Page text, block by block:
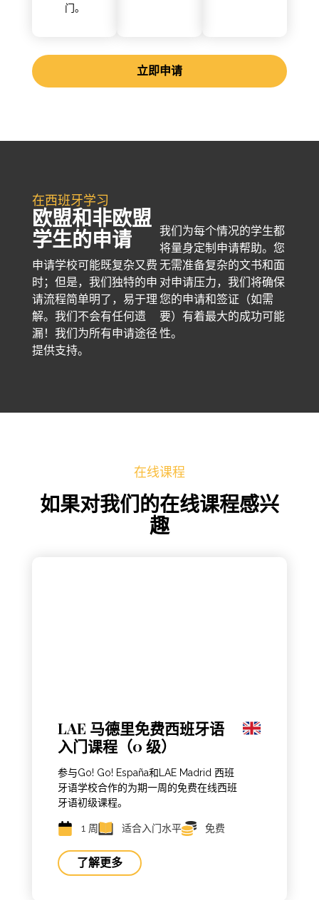
门。
立即申请
在西班牙学习
欧盟和非欧盟
学生的申请
申请学校可能既复杂又费
时；但是，我们独特的申
请流程简单明了，易于理
解。我们不会有任何遗
漏！我们为所有申请途径
提供支持。
我们为每个情况的学生都
将量身定制申请帮助。您
无需准备复杂的文书和面
对申请压力，我们将确保
您的申请和签证（如需
要）有着最大的成功可能
性。
在线课程
如果对我们的在线课程感兴
趣
LAE 马德里免费西班牙语
入门课程（0 级）
参与Go! Go! España和LAE Madrid 西班
牙语学校合作的为期一周的免费在线西班
牙语初级课程。
1 周 适合入门水平 免费
了解更多